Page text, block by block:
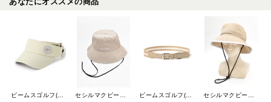
あなたにオススメの商品
ビームスゴルフ(BEAMS GOLF)
セシルマクビーグリーン(CECIL McBEE green)
ビームスゴルフ(BEAMS GOLF)
セシルマクビーグリーン(CECIL McBEE green)